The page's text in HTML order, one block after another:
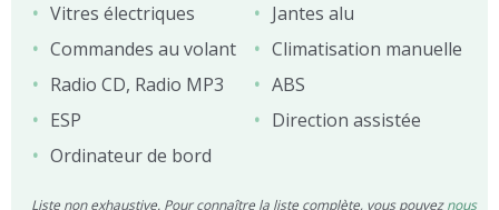
Vitres électriques
Jantes alu
Commandes au volant
Climatisation manuelle
Radio CD, Radio MP3
ABS
ESP
Direction assistée
Ordinateur de bord
Liste non exhaustive. Pour connaître la liste complète, vous pouveznous